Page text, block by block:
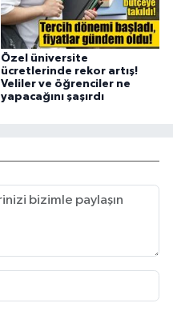
Özel üniversite
ücretlerinde rekor artış!
Veliler ve öğrenciler ne
yapacağını şaşırdı